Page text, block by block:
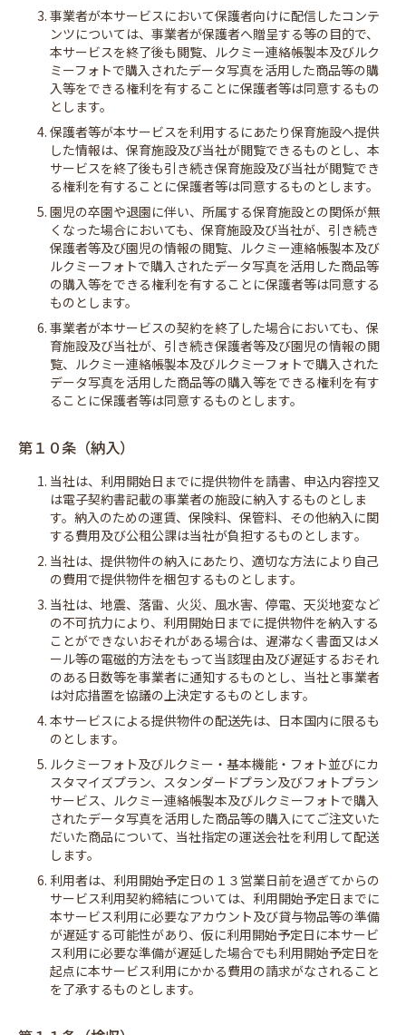
3. 事業者が本サービスにおいて保護者向けに配信したコンテ
ンツについては、事業者が保護者へ贈呈する等の目的で、
本サービスを終了後も閲覧、ルクミー連絡帳製本及びルク
ミーフォトで購入されたデータ写真を活用した商品等の購
入等をできる権利を有することに保護者等は同意するもの
とします。
4. 保護者等が本サービスを利用するにあたり保育施設へ提供
した情報は、保育施設及び当社が閲覧できるものとし、本
サービスを終了後も引き続き保育施設及び当社が閲覧でき
る権利を有することに保護者等は同意するものとします。
5. 園児の卒園や退園に伴い、所属する保育施設との関係が無
くなった場合においても、保育施設及び当社が、引き続き
保護者等及び園児の情報の閲覧、ルクミー連絡帳製本及び
ルクミーフォトで購入されたデータ写真を活用した商品等
の購入等をできる権利を有することに保護者等は同意する
ものとします。
6. 事業者が本サービスの契約を終了した場合においても、保
育施設及び当社が、引き続き保護者等及び園児の情報の閲
覧、ルクミー連絡帳製本及びルクミーフォトで購入された
データ写真を活用した商品等の購入等をできる権利を有す
ることに保護者等は同意するものとします。
第１０条（納入）
1. 当社は、利用開始日までに提供物件を請書、申込内容控又
は電子契約書記載の事業者の施設に納入するものとしま
す。納入のための運賃、保険料、保管料、その他納入に関
する費用及び公租公課は当社が負担するものとします｡
2. 当社は、提供物件の納入にあたり、適切な方法により自己
の費用で提供物件を梱包するものとします。
3. 当社は、地震、落雷、火災、風水害、停電、天災地変など
の不可抗力により、利用開始日までに提供物件を納入する
ことができないおそれがある場合は、遅滞なく書面又はメ
ール等の電磁的方法をもって当該理由及び遅延するおそれ
のある日数等を事業者に通知するものとし、当社と事業者
は対応措置を協議の上決定するものとします。
4. 本サービスによる提供物件の配送先は、日本国内に限るも
のとします。
5. ルクミーフォト及びルクミー・基本機能・フォト並びにカ
スタマイズプラン、スタンダードプラン及びフォトプラン
サービス、ルクミー連絡帳製本及びルクミーフォトで購入
されたデータ写真を活用した商品等の購入にてご注文いた
だいた商品について、当社指定の運送会社を利用して配送
します。
6. 利用者は、利用開始予定日の１３営業日前を過ぎてからの
サービス利用契約締結については、利用開始予定日までに
本サービス利用に必要なアカウント及び貸与物品等の準備
が遅延する可能性があり、仮に利用開始予定日に本サービ
ス利用に必要な準備が遅延した場合でも利用開始予定日を
起点に本サービス利用にかかる費用の請求がなされること
を了承するものとします。